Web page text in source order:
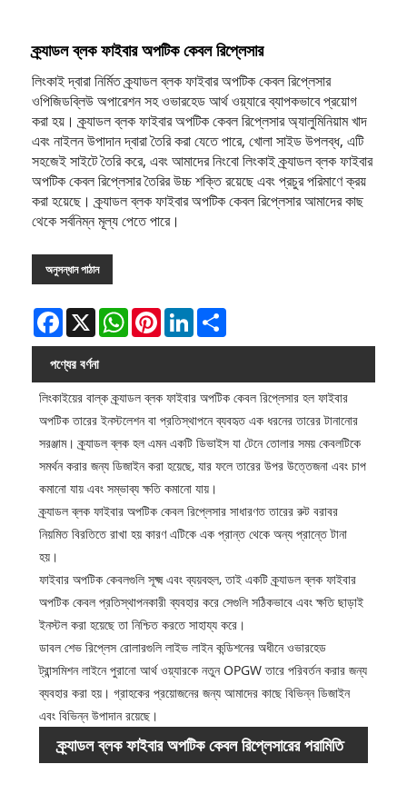
ক্র্যাডল ব্লক ফাইবার অপটিক কেবল রিপ্লেসার
লিংকাই দ্বারা নির্মিত ক্র্যাডল ব্লক ফাইবার অপটিক কেবল রিপ্লেসার
ওপিজিডব্লিউ অপারেশন সহ ওভারহেড আর্থ ওয়্যারে ব্যাপকভাবে প্রয়োগ
করা হয়। ক্র্যাডল ব্লক ফাইবার অপটিক কেবল রিপ্লেসার অ্যালুমিনিয়াম খাদ
এবং নাইলন উপাদান দ্বারা তৈরি করা যেতে পারে, খোলা সাইড উপলব্ধ, এটি
সহজেই সাইটে তৈরি করে, এবং আমাদের নিংবো লিংকাই ক্র্যাডল ব্লক ফাইবার
অপটিক কেবল রিপ্লেসার তৈরির উচ্চ শক্তি রয়েছে এবং প্রচুর পরিমাণে ক্রয়
করা হয়েছে। ক্র্যাডল ব্লক ফাইবার অপটিক কেবল রিপ্লেসার আমাদের কাছ
থেকে সর্বনিম্ন মূল্য পেতে পারে।
অনুসন্ধান পাঠান
Facebook
X WhatsAppPinterestLinkedIn
পণ্যের বর্ণনা
লিংকাইয়ের বাল্ক ক্র্যাডল ব্লক ফাইবার অপটিক কেবল রিপ্লেসার হল ফাইবার
অপটিক তারের ইনস্টলেশন বা প্রতিস্থাপনে ব্যবহৃত এক ধরনের তারের টানানোর
সরঞ্জাম। ক্র্যাডল ব্লক হল এমন একটি ডিভাইস যা টেনে তোলার সময় কেবলটিকে
সমর্থন করার জন্য ডিজাইন করা হয়েছে, যার ফলে তারের উপর উত্তেজনা এবং চাপ
কমানো যায় এবং সম্ভাব্য ক্ষতি কমানো যায়।
ক্র্যাডল ব্লক ফাইবার অপটিক কেবল রিপ্লেসার সাধারণত তারের রুট বরাবর
নিয়মিত বিরতিতে রাখা হয় কারণ এটিকে এক প্রান্ত থেকে অন্য প্রান্তে টানা
হয়।
ফাইবার অপটিক কেবলগুলি সূক্ষ্ম এবং ব্যয়বহুল, তাই একটি ক্র্যাডল ব্লক ফাইবার
অপটিক কেবল প্রতিস্থাপনকারী ব্যবহার করে সেগুলি সঠিকভাবে এবং ক্ষতি ছাড়াই
ইনস্টল করা হয়েছে তা নিশ্চিত করতে সাহায্য করে।
ডাবল শেভ রিপ্লেস রোলারগুলি লাইভ লাইন কন্ডিশনের অধীনে ওভারহেড
ট্রান্সমিশন লাইনে পুরানো আর্থ ওয়্যারকে নতুন OPGW তারে পরিবর্তন করার জন্য
ব্যবহার করা হয়। গ্রাহকের প্রয়োজনের জন্য আমাদের কাছে বিভিন্ন ডিজাইন
এবং বিভিন্ন উপাদান রয়েছে।
ক্র্যাডল ব্লক ফাইবার অপটিক কেবল রিপ্লেসারের পরামিতি